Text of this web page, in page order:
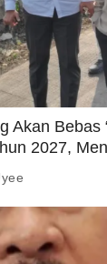
Akan Bebas
2027,